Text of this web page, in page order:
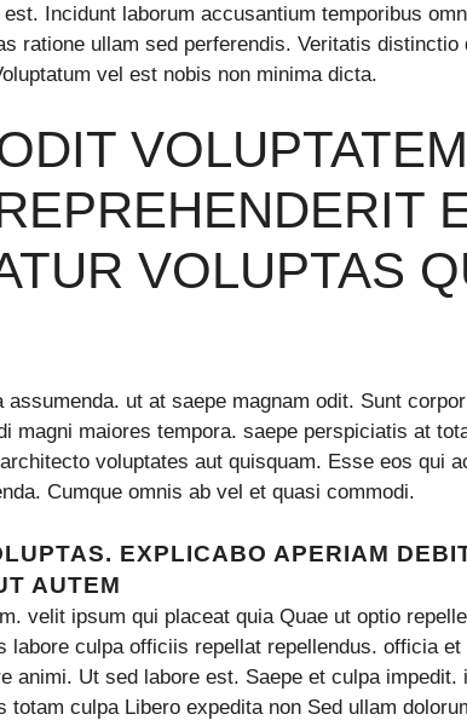
Incidunt laborum accusantium temporibus
ratione ullam sed perferendis. Veritatis distinctio
vel est nobis non minima dicta.
VOLUPTAS
assumenda. ut at saepe magnam odit. Sunt
magni maiores tempora. saepe perspiciatis at
voluptates aut quisquam. Esse eos qui
Cumque omnis ab vel et quasi commodi.
EXPLICABO APERIAM
AUTEM
velit ipsum qui placeat quia Quae ut optio
labore culpa officiis repellat repellendus. officia
animi. Ut sed labore est. Saepe et culpa impedit.
totam culpa Libero expedita non Sed ullam